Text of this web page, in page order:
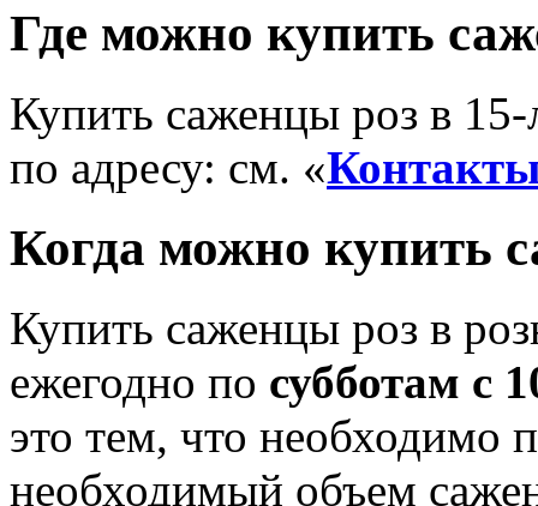
Где можно купить
Купить саженцы роз в
по адресу: см. «
Когда можно купить
Купить саженцы роз в
ежегодно по субботам с
это тем, что необходимо
необходимый объем